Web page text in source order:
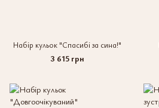
Набір кульок "Спасибі за сина!"
3 615 грн